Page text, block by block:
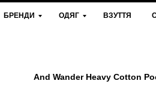
БРЕНДИ ОДЯГ ВЗУТТЯ
And Wander Heavy Cotton